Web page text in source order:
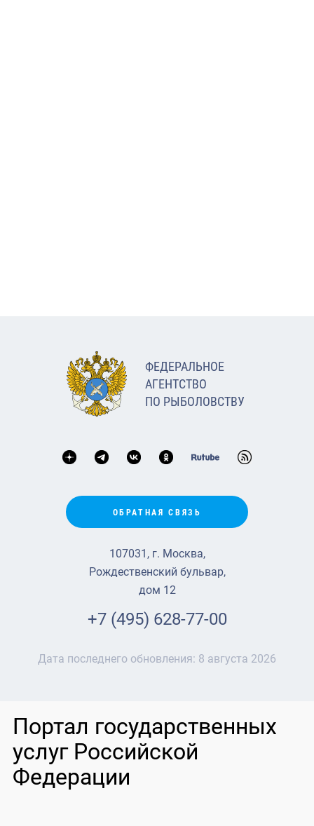
ФЕДЕРАЛЬНОЕ
АГЕНТСТВО
ПО РЫБОЛОВСТВУ
ОБРАТНАЯ СВЯЗЬ
107031, г. Москва,
Рождественский бульвар,
дом 12
+7 (495) 628-77-00
Дата последнего обновления: 8 августа 2026
Портал государственных
услуг Российской
Федерации